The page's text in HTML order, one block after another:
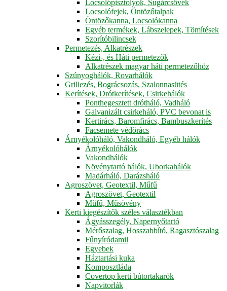
Locsolópisztolyok, Sugárcsövek
Locsolófejek, Öntözőtalpak
Öntözőkanna, Locsolókanna
Egyéb termékek, Lábszelepek, Tömítések
Szorítóbilincsek
Permetezés, Alkatrészek
Kézi-, és Háti permetezők
Alkatrészek magyar háti permetezőhöz
Szúnyoghálók, Rovarhálók
Grillezés, Bográcsozás, Szalonnasütés
Kerítések, Drótkerítések, Csirkehálók
Ponthegesztett drótháló, Vadháló
Galvanizált csirkeháló, PVC bevonat is
Kertirács, Baromfirács, Bambuszkerítés
Facsemete védőrács
Árnyékolóháló, Vakondháló, Egyéb hálók
Árnyékolóhálók
Vakondhálók
Növénytartó hálók, Uborkahálók
Madárháló, Darázsháló
Agroszövet, Geotextil, Műfű
Agroszövet, Geotextil
Műfű, Műsövény
Kerti kiegészítők széles választékban
Ágyásszegély, Napernyőtartó
Mérőszalag, Hosszabbító, Ragasztószalag
Fűnyíródamil
Egyebek
Háztartási kuka
Komposztláda
Covertop kerti bútortakarók
Napvitorlák